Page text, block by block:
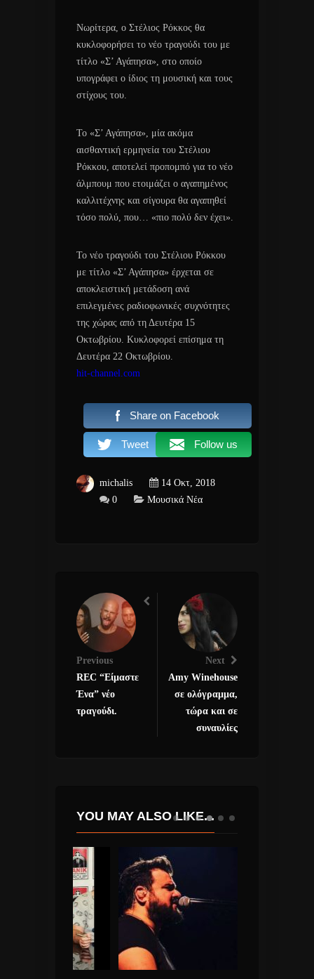
Νωρίτερα, ο Στέλιος Ρόκκος θα
κυκλοφορήσει το νέο τραγούδι του με
τίτλο «Σ’ Αγάπησα», στο οποίο
υπογράφει ο ίδιος τη μουσική και τους
στίχους του.
Το «Σ’ Αγάπησα», μία ακόμα
αισθαντική ερμηνεία του Στέλιου
Ρόκκου, αποτελεί προπομπό για το νέο
άλμπουμ που ετοιμάζει ο αγαπημένος
καλλιτέχνης και σίγουρα θα αγαπηθεί
τόσο πολύ, που… «πιο πολύ δεν έχει».
Το νέο τραγούδι του Στέλιου Ρόκκου
με τίτλο «Σ’ Αγάπησα» έρχεται σε
αποκλειστική μετάδοση ανά
επιλεγμένες ραδιοφωνικές συχνότητες
της χώρας από τη Δευτέρα 15
Οκτωβρίου. Κυκλοφορεί επίσημα τη
Δευτέρα 22 Οκτωβρίου.
hit-channel.com
Share on Facebook
Tweet Follow us
michalis
14 Οκτ, 2018
0
Μουσικά Νέα
Previous
REC “Είμαστε
Ένα” νέο
τραγούδι.
Next
Amy Winehouse
σε ολόγραμμα,
τώρα και σε
συναυλίες
YOU MAY ALSO LIKE...